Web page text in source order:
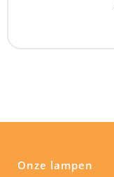
Onze lampen